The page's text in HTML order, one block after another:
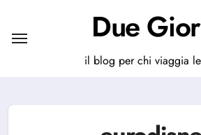
contenuto
Due
il blog per chi viaggia